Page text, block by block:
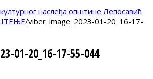
/viber_image_2023-01-20_16-17-
01-20_16-17-55-044